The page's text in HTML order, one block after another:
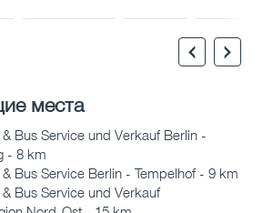
места
Bus Service und Verkauf Berlin -
- 8 km
Bus Service Berlin - Tempelhof - 9 km
Bus Service und Verkauf